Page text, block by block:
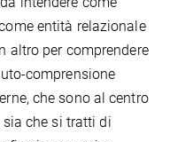
entità relazionale
altro per comprendere
comprensione
che sono al centro
che si tratti di